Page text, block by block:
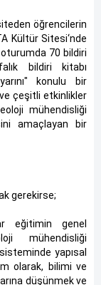
öğrencilerin
Kültür Sitesi‘nde
70 bildiri
bildiri kitabı
konulu bir
çeşitli etkinlikler
mühendisliği
amaçlayan bir
gerekirse;
eğitimin genel
mühendisliği
yapısal
olarak, bilimi ve
düşünmek ve